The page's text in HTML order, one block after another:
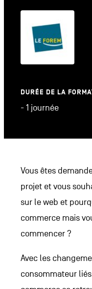
DURÉE DE LA
- 1 journée
Vous êtes
projet et vous
sur le web et
commerce mais
commencer ?
Avec les
consommateur